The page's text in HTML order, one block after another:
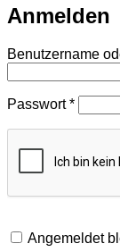
Anmelden
Benutzername
Passwort*
Angemeldet